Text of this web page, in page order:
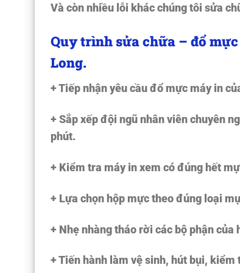
Và còn nhiều lỗi khác chúng tôi sửa
Quy trình sửa chữa – đổ
Long.
+ Tiếp nhận yêu cầu đổ mực máy in
+ Sắp xếp đội ngũ nhân viên chuyên
phút.
+ Kiểm tra máy in xem có đúng hết
+ Lựa chọn hộp mực theo đúng loại
+ Nhẹ nhàng tháo rời các bộ phận của
+ Tiến hành làm vệ sinh, hút bụi,